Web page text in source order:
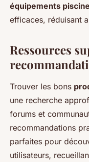
équipements piscine
efficaces, réduisant
Ressources
Trouver les bons
une recherche
forums et
recommandations
parfaites pour
utilisateurs,